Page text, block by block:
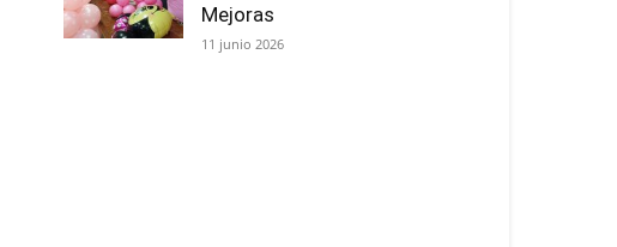
Mejoras
11 junio 2026